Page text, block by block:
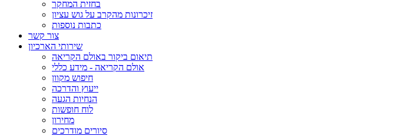
בחזית המחקר
זיכרונות מהקרב על גוש עציון
כתבות נוספות
צור קשר
שירותי הארכיון
תיאום ביקור באולם הקריאה
אולם הקריאה - מידע כללי
חיפוש מקוון
ייעוץ והדרכה
הנחיות הגעה
לוח חופשות
מחירון
סיורים מודרכים